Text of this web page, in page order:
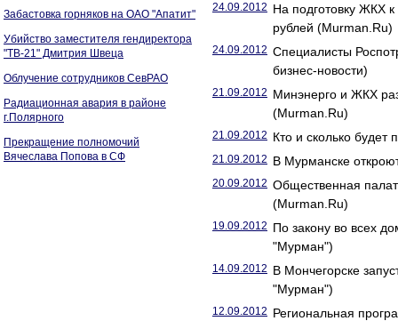
Забастовка горняков на ОАО "Апатит"
Убийство заместителя гендиректора
"ТВ-21" Дмитрия Швеца
Облучение сотрудников СевРАО
Радиационная авария в районе
г.Полярного
Прекращение полномочий
Вячеслава Попова в СФ
24.09.2012 На подготовку ЖКХ
рублей (Murman.Ru)
24.09.2012 Специалисты
бизнес-новости)
21.09.2012 Минэнерго и ЖКХ
(Murman.Ru)
21.09.2012 Кто и сколько
21.09.2012 В Мурманске
20.09.2012 Общественная
(Murman.Ru)
19.09.2012 По закону во всех
"Мурман")
14.09.2012 В Мончегорске
"Мурман")
12.09.2012 Региональная